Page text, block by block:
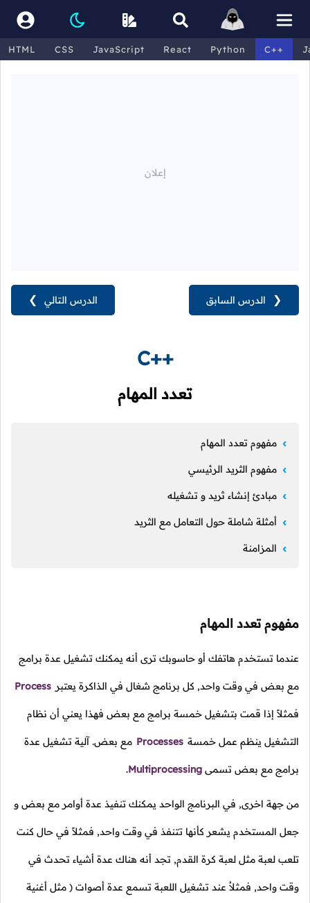
HTML CSS JavaScript React Python C++
الدرس التالي ❯ ❮ الدرس السابق
C++
تعدد المهام
مفهوم تعدد المهام
مفهوم الثريد الرئيسي
مبادئ إنشاء ثريد و تشغيله
أمثلة شاملة حول التعامل مع الثريد
المزامنة
مفهوم تعدد المهام
عندما تستخدم هاتفك أو حاسوبك ترى أنه يمكنك تشغيل عدة برامج
مع بعض في وقت واحد, كل برنامج شغال في الذاكرة يعتبر Process
فمثلاً إذا قمت بتشغيل خمسة برامج مع بعض فهذا يعني أن نظام
التشغيل ينظم عمل خمسة Processes مع بعض. آلية تشغيل عدة
برامج مع بعض تسمى Multiprocessing
.
من جهة اخرى, في البرنامج الواحد يمكنك تنفيذ عدة أوامر مع بعض و
جعل المستخدم يشعر كأنها تتنفذ في وقت واحد, فمثلاً في حال كنت
تلعب لعبة مثل لعبة كرة القدم, تجد أنه هناك عدة أشياء تحدث في
وقت واحد, فمثلاُ عند تشغيل اللعبة تسمع عدة أصوات ( مثل أغنية